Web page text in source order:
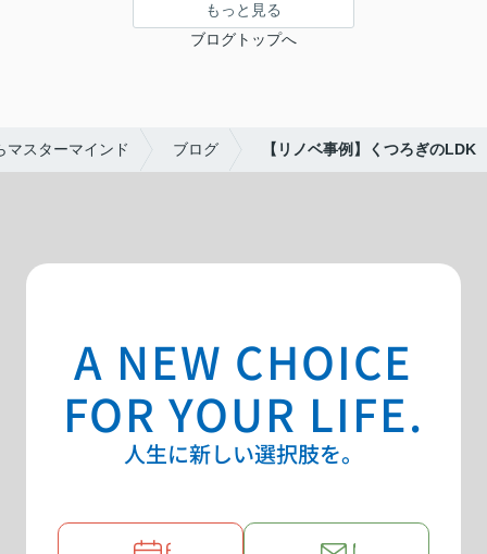
もっと見る
ブログトップへ
マスターマインド ブログ 【リノベ事例】くつろぎのLDK
A NEW CHOICE
FOR YOUR LIFE.
人生に新しい選択肢を。